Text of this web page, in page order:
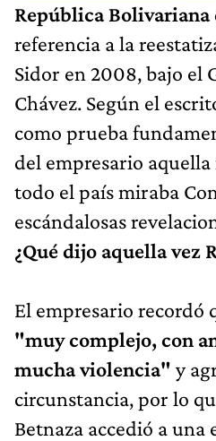
República Bolivariana
referencia a la
Sidor en 2008, bajo el
Chávez. Según el
como prueba
del empresario
todo el país miraba
escándalosas
¿Qué dijo aquella vez
El empresario recordó
"muy complejo, con
mucha violencia" y
circunstancia, por lo
Betnaza accedió a una